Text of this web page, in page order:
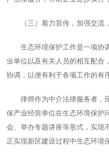
（三）着力宣传，加强交流
生态环境保护工作是一项协
业单位以及有关人员的相互配合
协调，以便有利于各项工作的有
律师作为中介法律服务者，
保产业经营单位在生态环境保护
会、举办专题讲座等形式，实现
正实现新区建设过程中生态环境